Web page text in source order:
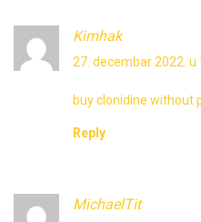
Kimhak
27. decembar 2022. u
buy clonidine without
Reply
MichaelTit